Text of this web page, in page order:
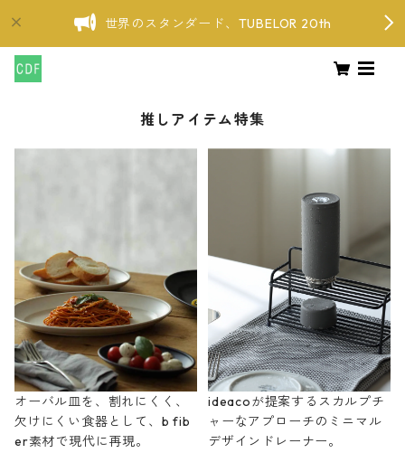
世界のスタンダード、TUBELOR 20th
推しアイテム特集
オーバル皿を、割れにくく、
欠けにくい食器として、b fib
er素材で現代に再現。
ideacoが提案するスカルプチ
ャーなアプローチのミニマル
デザインドレーナー。